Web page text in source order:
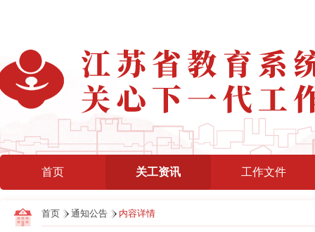
首页 关工资讯 工作文件
首页 通知公告 内容详情